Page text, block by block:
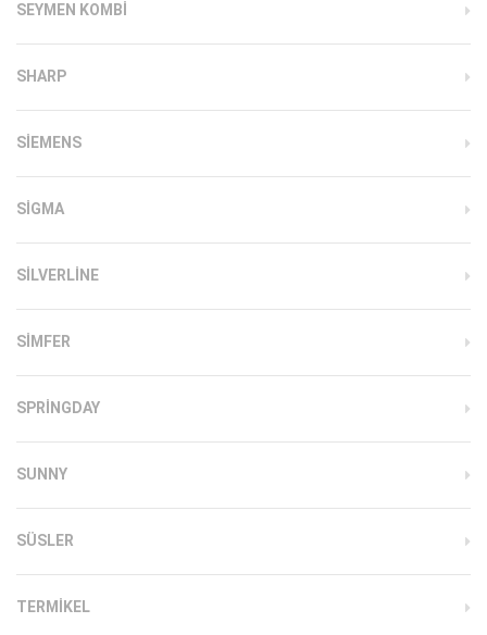
SEYMEN KOMBI
SHARP
SIEMENS
SIGMA
SILVERLINE
SIMFER
SPRINGDAY
SUNNY
SÜSLER
TERMIKEL